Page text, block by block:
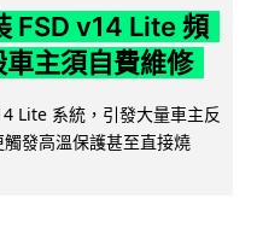
FSD v14 Lite 頻
主須自費維修
Lite 系統，引發大量車主反
發高溫保護甚至直接燒